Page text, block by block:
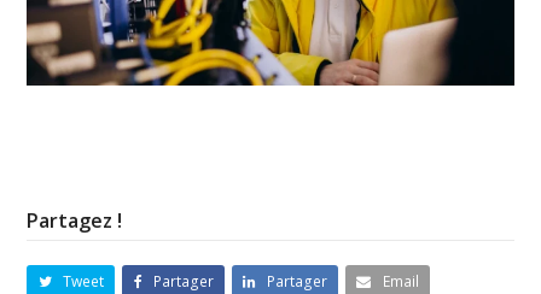
Partagez !
Tweet Partager Partager
Email